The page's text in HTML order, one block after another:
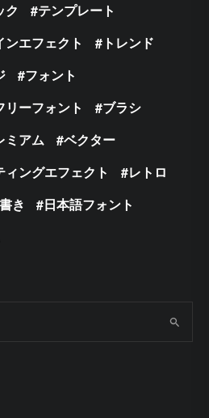
ク
テンプレート
ンエフェクト
トレンド
フォント
リーフォント
ブラシ
ミアム
ベクター
ィングエフェクト
レトロ
き
日本語フォント